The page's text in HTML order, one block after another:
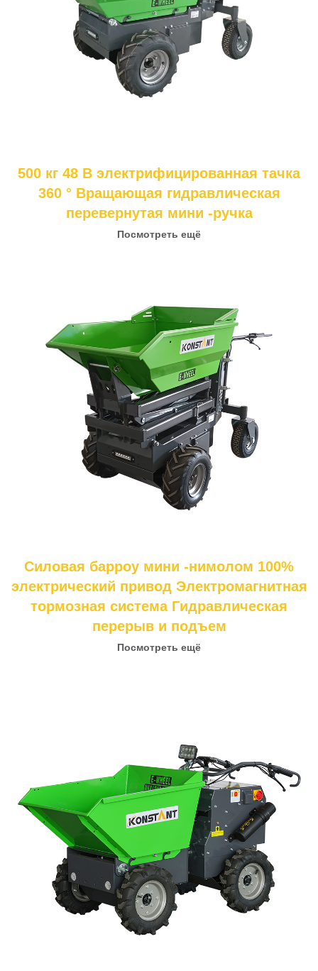
500 кг 48 В электрифицированная тачка
360 ° Вращающая гидравлическая
перевернутая мини -ручка
Посмотреть ещё
Силовая барроу мини -нимолом 100%
электрический привод Электромагнитная
тормозная система Гидравлическая
перерыв и подъем
Посмотреть ещё